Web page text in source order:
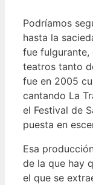
Podríamos
hasta la
fue fulgurante,
teatros tanto
fue en 2005
cantando La
el Festival de
puesta en
Esa
de la que hay
el que se